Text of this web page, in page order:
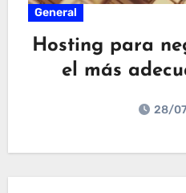
General
Hosting para
el más
28/